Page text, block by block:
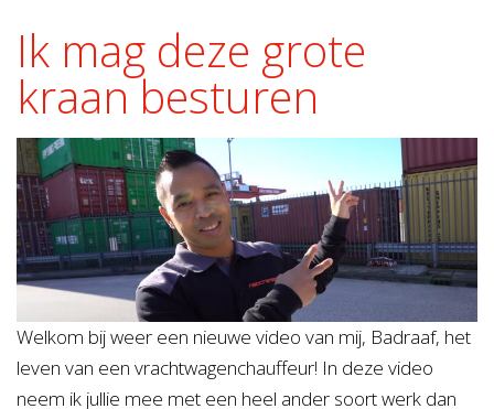
Ik mag deze grote
kraan besturen
Welkom bij weer een nieuwe video van mij, Badraaf, het
leven van een vrachtwagenchauffeur! In deze video
neem ik jullie mee met een heel ander soort werk dan